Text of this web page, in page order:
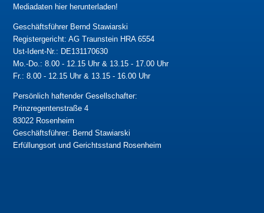
Mediadaten hier herunterladen!
Geschäftsführer Bernd Stawiarski
Registergericht: AG Traunstein HRA 6554
Ust-Ident-Nr.: DE131170630
Mo.-Do.: 8.00 - 12.15 Uhr & 13.15 - 17.00 Uhr
Fr.: 8.00 - 12.15 Uhr & 13.15 - 16.00 Uhr
Persönlich haftender Gesellschafter:
Prinzregentenstraße 4
83022 Rosenheim
Geschäftsführer: Bernd Stawiarski
Erfüllungsort und Gerichtsstand Rosenheim